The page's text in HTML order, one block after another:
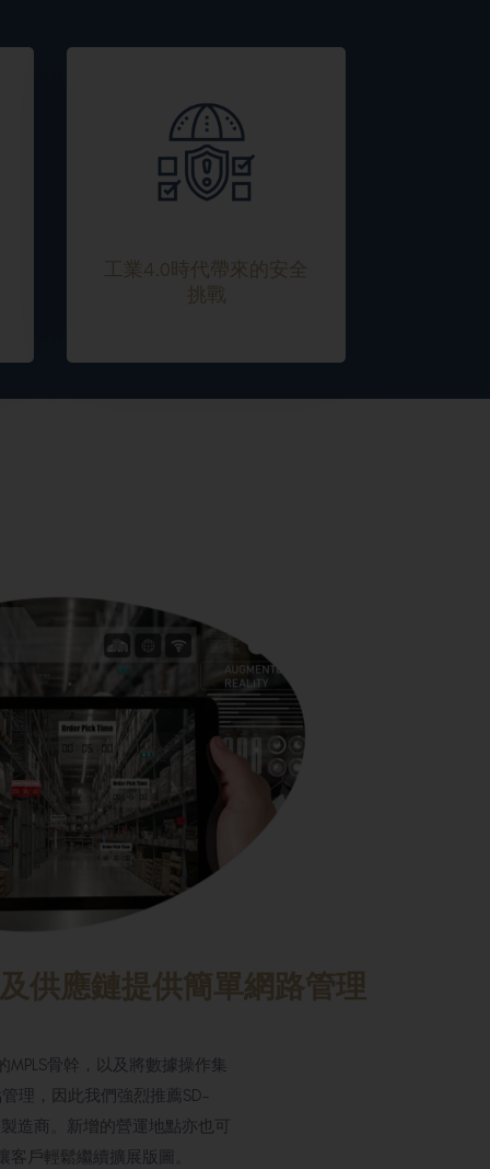
工業4.0時代帶來的安全
挑戰
供應鏈提供簡單網路管理
骨幹，以及將數據操作集
理，因此我們強烈推薦SD-
造商。新增的營運地點亦也可
客戶輕鬆繼續擴展版圖。